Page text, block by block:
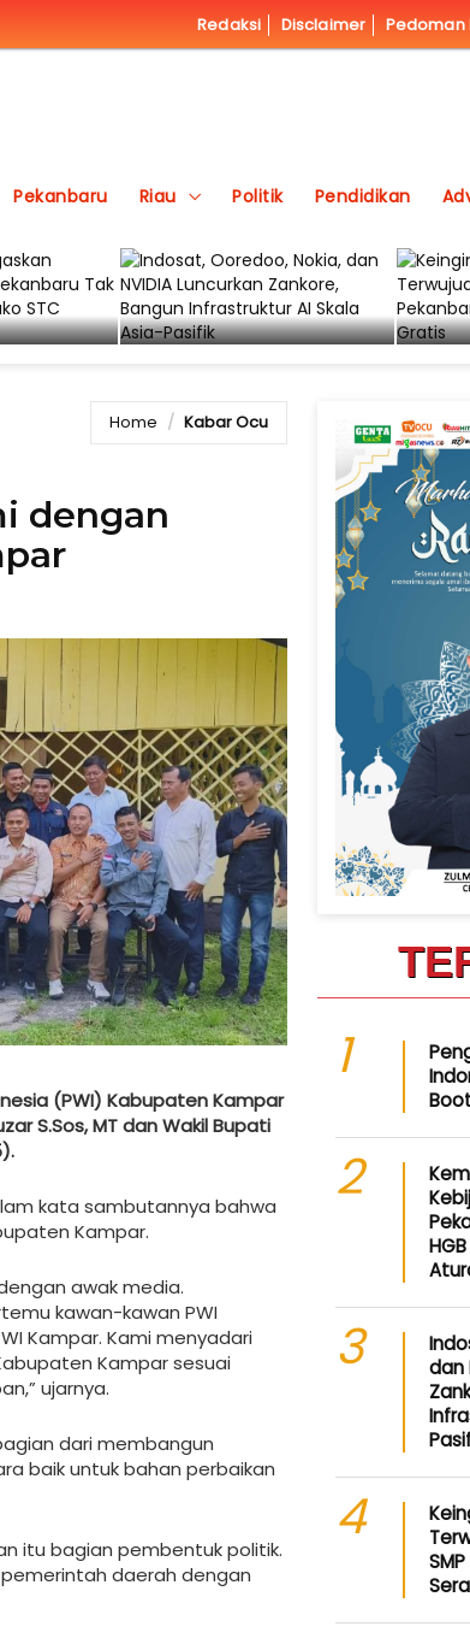
Redaksi Disclaimer Pedoman
Pekanbaru Riau Politik Pendidikan
Home Kabar Ocu
dengan
(PWI) Kabupaten Kampar
S.Sos, MT dan Wakil Bupati
kata sambutannya bahwa
Kampar.
awak media.
kawan-kawan PWI
Kampar. Kami menyadari
Kampar sesuai
ujarnya.
dari membangun
baik untuk bahan perbaikan
itu bagian pembentuk politik.
daerah dengan
1
2
3
dan
4